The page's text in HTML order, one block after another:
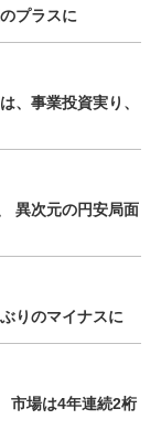
プラスに
、事業投資実り、
異次元の円安局面
りのマイナスに
場は4年連続2桁